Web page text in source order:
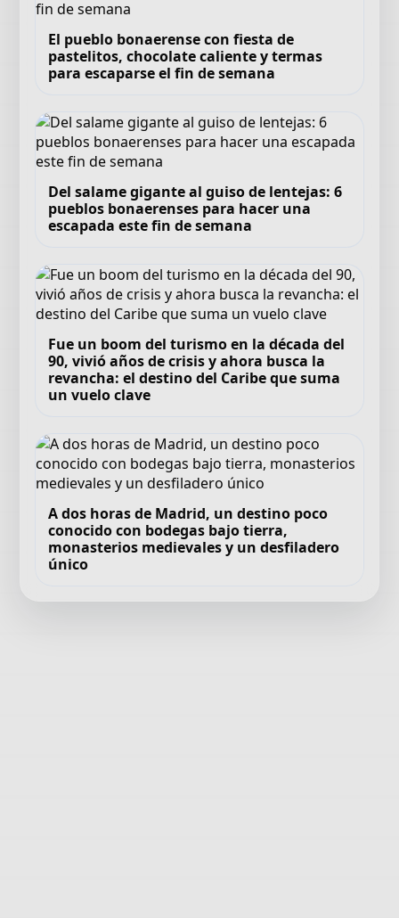
El pueblo bonaerense con fiesta de
pastelitos, chocolate caliente y termas
para escaparse el fin de semana
Del salame gigante al guiso de lentejas: 6
pueblos bonaerenses para hacer una
escapada este fin de semana
Fue un boom del turismo en la década del
90, vivió años de crisis y ahora busca la
revancha: el destino del Caribe que suma
un vuelo clave
A dos horas de Madrid, un destino poco
conocido con bodegas bajo tierra,
monasterios medievales y un desfiladero
único